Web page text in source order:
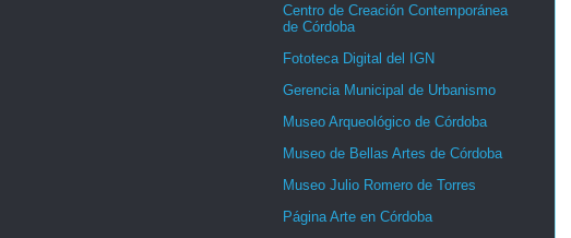
Centro de Creación Contemporánea
de Córdoba
Fototeca Digital del IGN
Gerencia Municipal de Urbanismo
Museo Arqueológico de Córdoba
Museo de Bellas Artes de Córdoba
Museo Julio Romero de Torres
Página Arte en Córdoba